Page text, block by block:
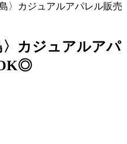
〉カジュアルアパレル販売
〉カジュアルアパ